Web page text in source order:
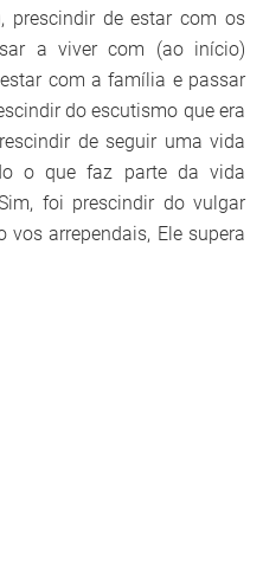
prescindir de estar com os
a viver com (ao início)
com a família e passar
do escutismo que era
de seguir uma vida
o que faz parte da vida
foi prescindir do vulgar
arrependais, Ele supera